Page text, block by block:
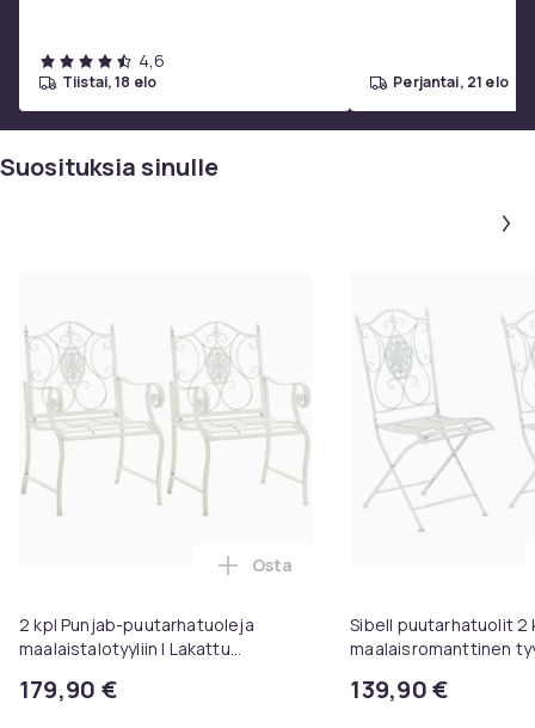
Lattiasuojat
Vie vahan tilaa varastossa
Ala kayta hankaavia tai voimakkaita puhdistusaineita
Pitkassa saalle altistuksessa suositellaan suojaamista
tai sisalle varastointia
Sailyta talvella suojatussa paikassa
Väri
antik brun
Tuotenro
4,6
tiistai, 18 elo perjantai, 21 elo
Suosituksia sinulle
2 kpl Punjab-puutarhatuoleja
maalaistalotyyliin I Lakattu
puutarhatuoli
179,90 €
Lisää 2 kpl Punjab-
Osta
Sibell puutarhatuolit 2
maalaisromanttinen
terassille/
139,90 €